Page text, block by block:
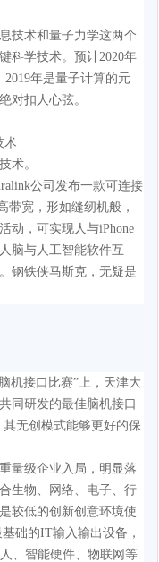
技术和量子力学这两个
科学技术。预计2020年
年是量子计算的元
对扣人心弦。
术
术。
公司发布一款可连接
带宽，形如缝纫机般，
动，可实现人与iPhone
脑与人工智能软件互
钢铁侠马斯克，无疑是
机接口比赛”上，天津大
同研发的最佳脑机接口
无创模式能够更好的保
量级企业入局，明显落
生物、网络、电子、行
较低的创新创意环境使
础的IT输入输出设备，
、智能硬件、物联网等